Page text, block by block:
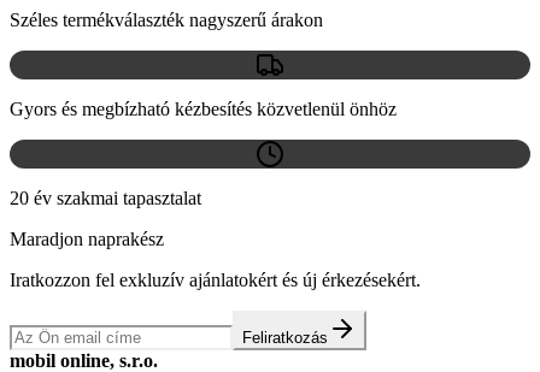
Széles termékválaszték nagyszerű árakon
Gyors és megbízható kézbesítés közvetlenül önhöz
20 év szakmai tapasztalat
Maradjon naprakész
Iratkozzon fel exkluzív ajánlatokért és új érkezésekért.
Feliratkozás
mobil online, s.r.o.